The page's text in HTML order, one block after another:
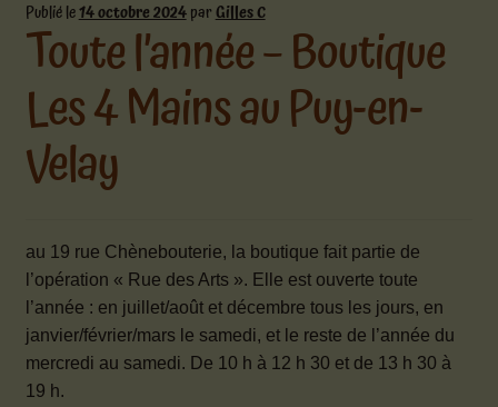
enfant
Actualités
Mon compte
Contact
Publié le14 octobre 2024parGilles C
Toute l’année – Boutique
Les 4 Mains au Puy-en-
Velay
au 19 rue Chènebouterie, la boutique fait partie de
l’opération « Rue des Arts ». Elle est ouverte toute
l’année : en juillet/août et décembre tous les jours, en
janvier/février/mars le samedi, et le reste de l’année du
mercredi au samedi. De 10 h à 12 h 30 et de 13 h 30 à
19 h.